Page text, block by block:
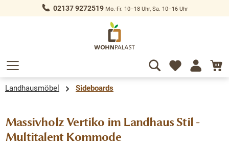
springen 02137 9272519Mo.-Fr. 10–18 Uhr, Sa. 10–16 Uhr
Landhausmöbel Sideboards
Massivholz Vertiko im Landhaus Stil -
Multitalent Kommode